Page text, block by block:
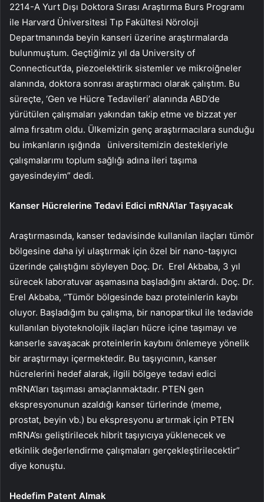
2214-A Yurt Dışı Doktora Sırası Araştırma Burs Programı
ile Harvard Üniversitesi Tıp Fakültesi Nöroloji
Departmanında beyin kanseri üzerine araştırmalarda
bulunmuştum. Geçtiğimiz yıl da University of
Connecticut’da, piezoelektirik sistemler ve mikroiğneler
alanında, doktora sonrası araştırmacı olarak çalıştım. Bu
süreçte, ‘Gen ve Hücre Tedavileri’ alanında ABD’de
yürütülen çalışmaları yakından takip etme ve bizzat yer
alma fırsatım oldu. Ülkemizin genç araştırmacılara sunduğu
bu imkanların ışığında üniversitemizin destekleriyle
çalışmalarımı toplum sağlığı adına ileri taşıma
gayesindeyim” dedi.
Kanser Hücrelerine Tedavi Edici mRNA’lar Taşıyacak
Araştırmasında, kanser tedavisinde kullanılan ilaçları tümör
bölgesine daha iyi ulaştırmak için özel bir nano-taşıyıcı
üzerinde çalıştığını söyleyen Doç. Dr. Erel Akbaba, 3 yıl
sürecek laboratuvar aşamasına başladığını aktardı. Doç. Dr.
Erel Akbaba, “Tümör bölgesinde bazı proteinlerin kaybı
oluyor. Başladığım bu çalışma, bir nanopartikul ile tedavide
kullanılan biyoteknolojik ilaçları hücre içine taşımayı ve
kanserle savaşacak proteinlerin kaybını önlemeye yönelik
bir araştırmayı içermektedir. Bu taşıyıcının, kanser
hücrelerini hedef alarak, ilgili bölgeye tedavi edici
mRNA’ları taşıması amaçlanmaktadır. PTEN gen
ekspresyonunun azaldığı kanser türlerinde (meme,
prostat, beyin vb.) bu ekspresyonu artırmak için PTEN
mRNA’sı geliştirilecek hibrit taşıyıcıya yüklenecek ve
etkinlik değerlendirme çalışmaları gerçekleştirilecektir”
diye konuştu.
Hedefim Patent Almak